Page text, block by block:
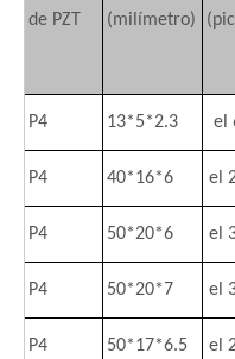
de PZT
(milímetro)
P4 13*5*2.3 el
P4 40*16*6 el
P4 50*20*6 el
P4 50*20*7 el
P4 50*17*6.5 el